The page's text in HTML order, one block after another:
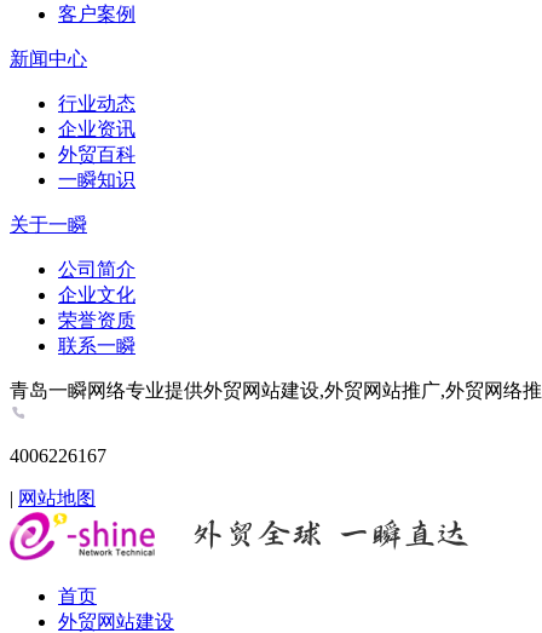
客户案例
新闻中心
行业动态
企业资讯
外贸百科
一瞬知识
关于一瞬
公司简介
企业文化
荣誉资质
联系一瞬
青岛一瞬网络专业提供外贸网站建设,外贸网站推广,外贸网络
4006226167
| 网站地图
首页
外贸网站建设